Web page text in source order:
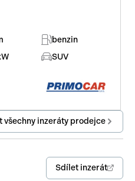
benzin
SUV
všechny inzeráty prodejce
Sdílet inzerát